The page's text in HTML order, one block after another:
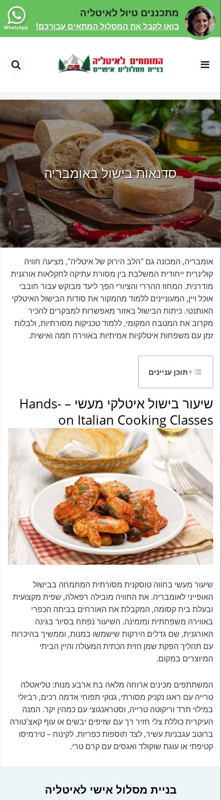
סדנאות בישול באומבריה
אומבריה, המכונה גם "הלב הירוק של איטליה", מציעה חוויה
קולינרית ייחודית המשלבת בין מסורת עתיקה לחקלאות אורגנית
מודרנית. המחוז ההררי והציורי הפך ליעד מבוקש עבור חובבי
אוכל ויין, המעוניינים ללמוד מהמקור את סודות הבישול האיטלקי
האותנטי. כיתות הבישול באזור מאפשרות למבקרים להכיר
מקרוב את המטבח המקומי, ללמוד טכניקות מסורתיות, ולבלות
זמן עם משפחות איטלקיות אמיתיות באווירה חמה ואישית.
תוכן עניינים
שיעור בישול איטלקי מעשי – Hands-
on Italian Cooking Classes
שיעור מעשי בחווה טוסקנית מסורתית המתמחה בבישול
האופייני לאומבריה. את החוויה מובילה רפאלה, שפית מקצועית
ובעלת בית קסומה, המקבלת את האורחים בביתה הכפרי
באווירה משפחתית ומזמינה. השיעור נפתח בסיור בגינה
האורגנית, שם גדלים הירקות שישמשו במנות, וממשיך בהיכרות
עם תהליך הפקת שמן הזית הכתית המעולה והיין הביתי
המיוצרים במקום.
המשתתפים מכינים ארוחה מלאה בת ארבע מנות: טליאטלה
טרייה עם ראגו נקניק מסורתי, גנוקי תפוחי אדמה רכים, רביולי
במילוי תרד וריקוטה טרייה, וסטראנגוצי עם כמהין יקר. המנה
העיקרית כוללת צלי חזיר רך עם שזיפים יבשים או עוף קאצ'טורה
ברוטב עגבניות עשיר, לצד תוספות כפריות. לקינוח – טירמיסו
קטיפתי או עוגת שוקולד ואגסים עם קרם טרי.
בניית מסלול אישי לאיטליה
מתכננים טיול לאיטליה
בואו לקבל את המסלול המתאים עבורכם!